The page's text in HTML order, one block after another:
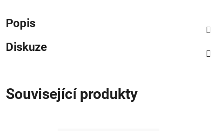
Popis
Diskuze
Související produkty